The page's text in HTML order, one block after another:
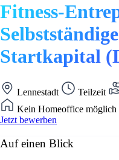
Fitness-
Startkapital
Lennestadt Teilzeit
Kein Homeoffice möglich
Jetzt bewerben
Auf einen Blick